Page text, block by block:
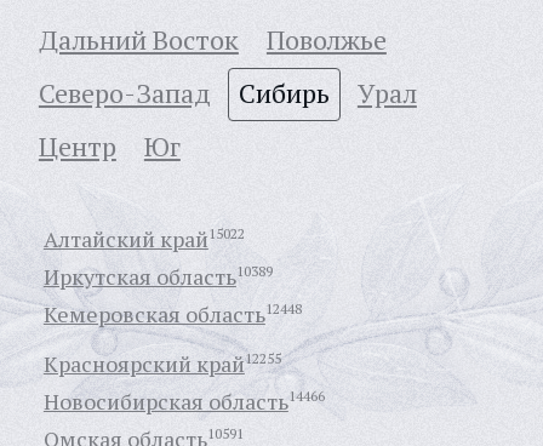
Дальний Восток
Поволжье
Северо-Запад
Сибирь
Урал
Центр
Юг
Алтайский край15022
Иркутская область10389
Кемеровская область12448
Красноярский край12255
Новосибирская область14466
Омская область10591